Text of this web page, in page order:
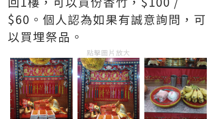
$60。個人認為如果有誠意詢問，可
以買埋祭品。
點擊圖片放大